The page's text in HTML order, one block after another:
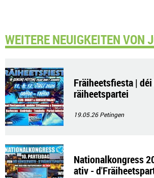
WEITERE NEUIGKEITEN VON
Fräiheetsfiesta |
räiheetspartei
19.05.26Petingen
Nationalkongress
ativ -